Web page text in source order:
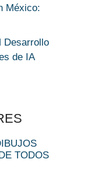
México:
Desarrollo
de IA
TODOS